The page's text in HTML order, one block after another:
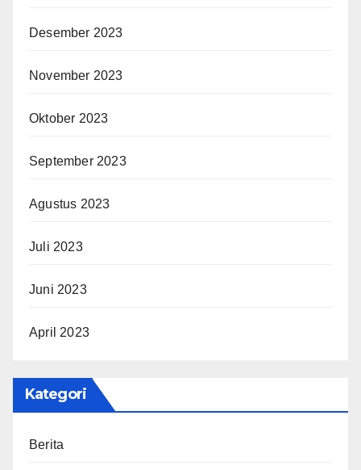
Desember 2023
November 2023
Oktober 2023
September 2023
Agustus 2023
Juli 2023
Juni 2023
April 2023
Kategori
Berita